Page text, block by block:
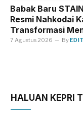
Babak Baru
Resmi Nahkodai
Transformasi
7 Agustus 2026 By
HALUAN KEPRI